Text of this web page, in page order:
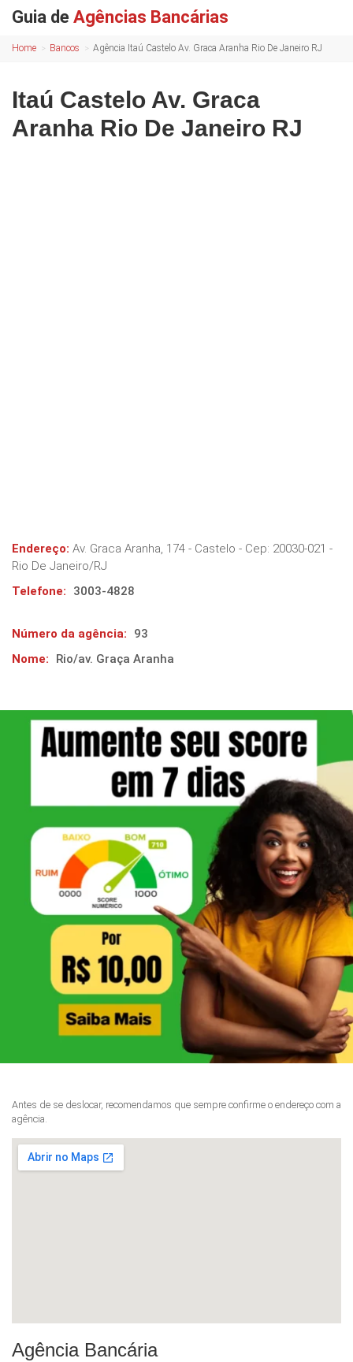
Guia de Agências Bancárias
Home Bancos Agência Itaú Castelo Av. Graca Aranha Rio De Janeiro RJ
Itaú Castelo Av. Graca
Aranha Rio De Janeiro RJ
Endereço: Av. Graca Aranha, 174 - Castelo - Cep: 20030-021 -
Rio De Janeiro/RJ
Telefone:
3003-4828
Número da agência:
93
Nome:
Rio/av. Graça Aranha
Antes de se deslocar, recomendamos que sempre confirme o endereço com a
agência.
Agência Bancária